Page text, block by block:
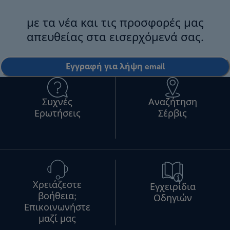
με τα νέα και τις προσφορές μας
απευθείας στα εισερχόμενά σας.
Εγγραφή για λήψη email
Συχνές
Ερωτήσεις
Αναζήτηση
Σέρβις
Χρειάζεστε
βοήθεια;
Επικοινωνήστε
μαζί μας
Εγχειρίδια
Οδηγιών